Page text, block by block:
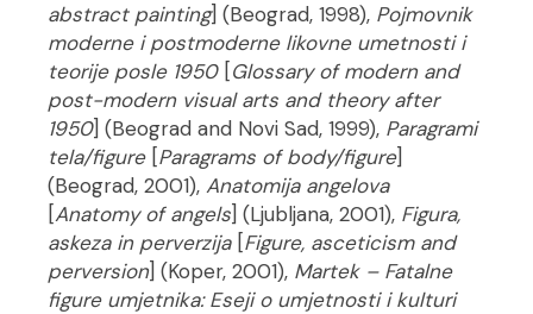
abstract painting] (Beograd, 1998), Pojmovnik
moderne i postmoderne likovne umetnosti i
teorije posle 1950[Glossary of modern and
post-modern visual arts and theory after
1950] (Beograd and Novi Sad, 1999), Paragrami
tela/figure[Paragrams of body/figure]
(Beograd, 2001),Anatomija angelova
[Anatomy of angels] (Ljubljana, 2001), Figura,
askeza in perverzija[Figure, asceticism and
perversion] (Koper, 2001), Martek – Fatalne
figure umjetnika: Eseji o umjetnosti i kulturi